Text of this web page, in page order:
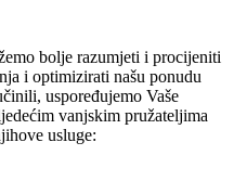
bolje razumjeti i procijeniti
i optimizirati našu ponudu
uspoređujemo Vaše
vanjskim pružateljima
usluge: